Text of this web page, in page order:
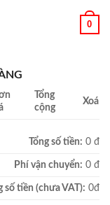
0
Tổng
cộng
Xoá
Tổng số tiền: 0 đ
Phí vận chuyển: 0 đ
số tiền (chưa VAT): 0đ